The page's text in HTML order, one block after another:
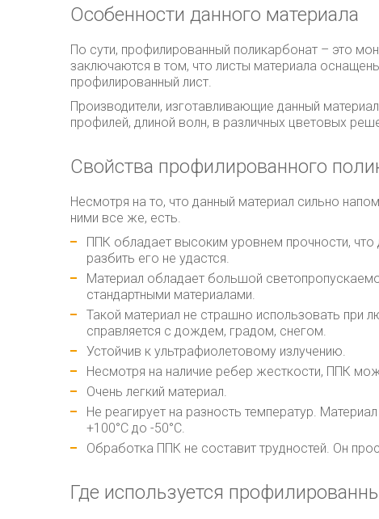
Особенности данного материала
По сути, профилированный поликарбонат – это
заключаются в том, что листы материала
профилированный лист.
Производители, изготавливающие данный
профилей, длиной волн, в различных цветовых
Свойства профилированного
Несмотря на то, что данный материал сильно
ними все же, есть.
ППК обладает высоким уровнем прочности,
разбить его не удастся.
Материал обладает большой
стандартными материалами.
Такой материал не страшно использовать при
справляется с дождем, градом, снегом.
Устойчив к ультрафиолетовому излучению.
Несмотря на наличие ребер жесткости, ППК
Очень легкий материал.
Не реагирует на разность температур.
+100°С до -50°С.
Обработка ППК не составит трудностей. Он
Где используется